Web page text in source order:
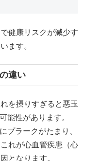
健康リスクが減少す
ます。
違い
を摂りすぎると悪玉
能性があります。
プラークがたまり、
れが心血管疾患（心
となります。